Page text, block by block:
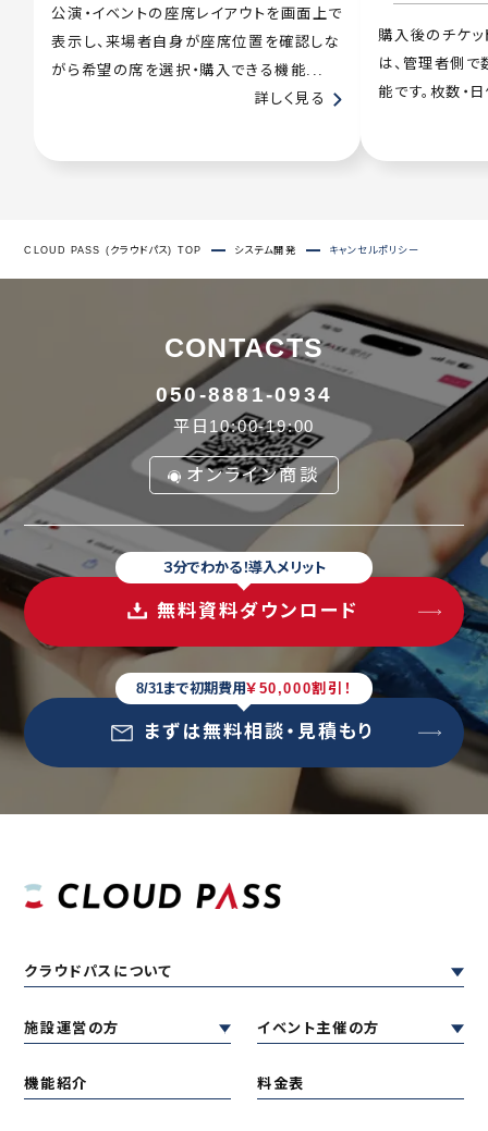
公演・イベントの座席レイアウトを画面上で
表示し、来場者自身が座席位置を確認しな
がら希望の席を選択・購入できる機能...
詳しく見る
購入後のチケッ
は、管理者側で
能です。枚数・
CLOUD PASS (クラウドパス) TOP システム開発 キャンセルポリシー
CONTACTS
050-8881-0934
平日10:00-19:00
オンライン商談
無料資料ダウンロード
３分でわかる！導入メリット
まずは無料相談・見積もり
8/31まで初期費用￥50,000割引！
クラウドパスについて
施設運営の方 イベント主催の方
機能紹介 料金表